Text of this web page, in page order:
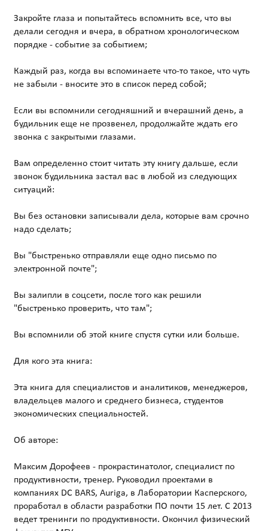
Закройте глаза и попытайтесь вспомнить все, что вы
делали сегодня и вчера, в обратном хронологическом
порядке - событие за событием;
Каждый раз, когда вы вспоминаете что-то такое, что чуть
не забыли - вносите это в список перед собой;
Если вы вспомнили сегодняшний и вчерашний день, а
будильник еще не прозвенел, продолжайте ждать его
звонка с закрытыми глазами.
Вам определенно стоит читать эту книгу дальше, если
звонок будильника застал вас в любой из следующих
ситуаций:
Вы без остановки записывали дела, которые вам срочно
надо сделать;
Вы "быстренько отправляли еще одно письмо по
электронной почте";
Вы залипли в соцсети, после того как решили
"быстренько проверить, что там";
Вы вспомнили об этой книге спустя сутки или больше.
Для кого эта книга:
Эта книга для специалистов и аналитиков, менеджеров,
владельцев малого и среднего бизнеса, студентов
экономических специальностей.
Об авторе:
Максим Дорофеев - прокрастинатолог, специалист по
продуктивности, тренер. Руководил проектами в
компаниях DC BARS, Auriga, в Лаборатории Касперского,
проработал в области разработки ПО почти 15 лет. С 2013
ведет тренинги по продуктивности. Окончил физический